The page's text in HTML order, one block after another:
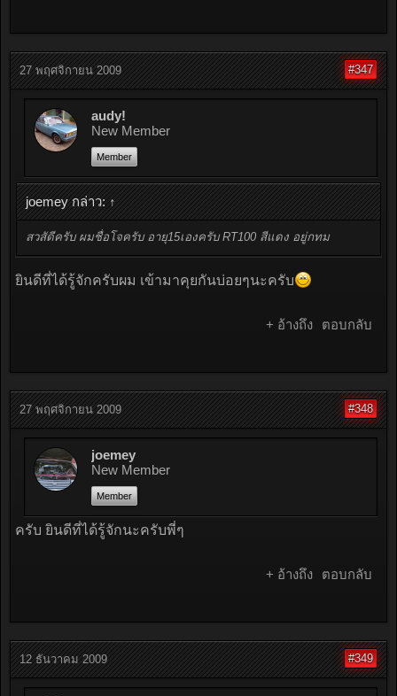
27 พฤศจิกายน 2009 #347
audy!
New Member
Member
joemey กล่าว: ↑
สวสัดีครับ ผมชื่อโจครับ อายุ15เองครับ RT100 สีแดง อยู่กทม
ยินดีที่ได้รู้จักครับผม เข้ามาคุยกันบ่อยๆนะครับ
+ อ้างถึง ตอบกลับ
27 พฤศจิกายน 2009 #348
joemey
New Member
Member
ครับ ยินดีที่ได้รู้จักนะครับพี่ๆ
+ อ้างถึง ตอบกลับ
12 ธันวาคม 2009 #349